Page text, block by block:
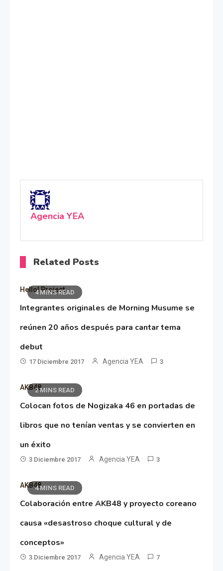
Agencia YEA
Related Posts
4 MINS READ
Hello! Project
Integrantes originales de Morning Musume se
reúnen 20 años después para cantar tema
debut
17 Diciembre 2017 Agencia YEA 3
2 MINS READ
AKB48
Colocan fotos de Nogizaka 46 en portadas de
libros que no tenían ventas y se convierten en
un éxito
3 Diciembre 2017 Agencia YEA 3
4 MINS READ
AKB48
Colaboración entre AKB48 y proyecto coreano
causa «desastroso choque cultural y de
conceptos»
3 Diciembre 2017 Agencia YEA 7